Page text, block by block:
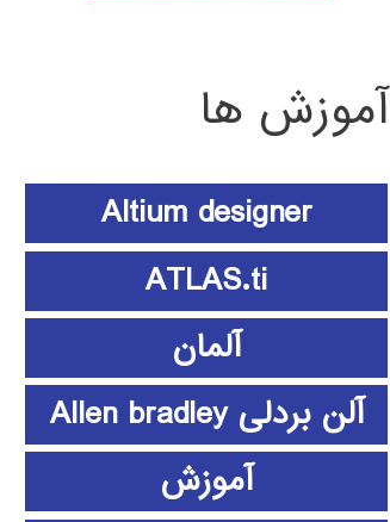
آموزش ها
Altium designer
ATLAS.ti
آلمان
آلن بردلی Allen bradley
آموزش